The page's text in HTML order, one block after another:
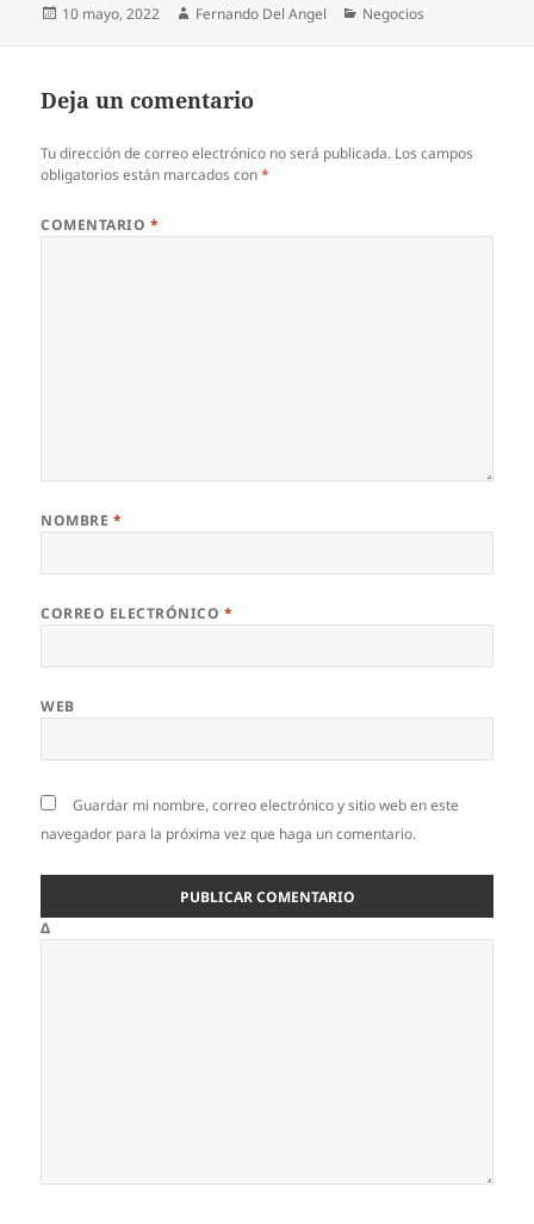
Publicado
10 mayo, 2022 Autor
Fernando Del Angel Categorías
Negocios
Deja un comentario
Tu dirección de correo electrónico no será publicada. Los campos
obligatorios están marcados con*
COMENTARIO *
NOMBRE *
CORREO ELECTRÓNICO *
WEB
Guardar mi nombre, correo electrónico y sitio web en este
navegador para la próxima vez que haga un comentario.
Δ